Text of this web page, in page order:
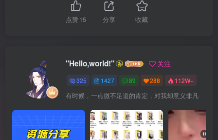
点赞15 分享 收藏
"Hello,world!" 关注
325 1427 89 288 112W+
有时候，一点微不足道的肯定，对我却意义非凡